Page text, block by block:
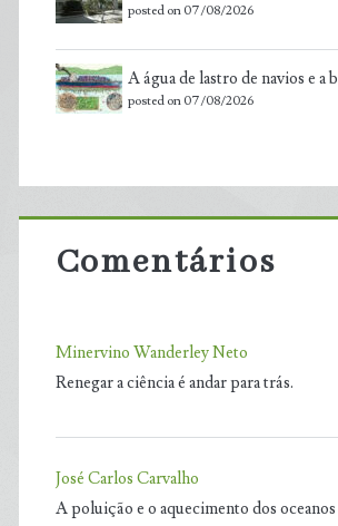
posted on 07/08/2026
A água de lastro de navios e a
posted on 07/08/2026
Comentários
Minervino Wanderley Neto
Renegar a ciência é andar para trás.
José Carlos Carvalho
A poluição e o aquecimento dos oceanos